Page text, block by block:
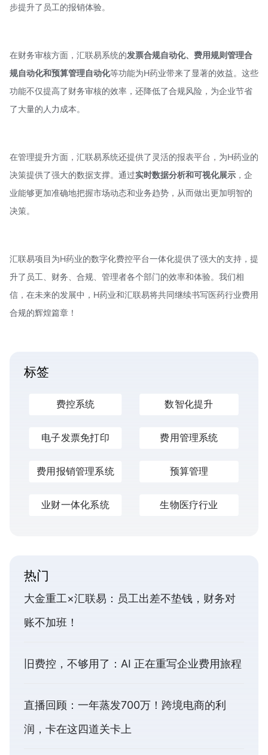
步提升了员工的报销体验。
在财务审核方面，汇联易系统的发票合规自动化、费用规则管理合
规自动化和预算管理自动化等功能为H药业带来了显著的效益。这些
功能不仅提高了财务审核的效率，还降低了合规风险，为企业节省
了大量的人力成本。
在管理提升方面，汇联易系统还提供了灵活的报表平台，为H药业的
决策提供了强大的数据支撑。通过实时数据分析和可视化展示 ，企
业能够更加准确地把握市场动态和业务趋势，从而做出更加明智的
决策。
汇联易项目为H药业的数字化费控平台一体化提供了强大的支持，提
升了员工、财务、合规、管理者各个部门的效率和体验。我们相
信，在未来的发展中，H药业和汇联易将共同继续书写医药行业费用
合规的辉煌篇章！
标签
费控系统 数智化提升
电子发票免打印 费用管理系统
费用报销管理系统 预算管理
业财一体化系统 生物医疗行业
热门
大金重工×汇联易：员工出差不垫钱，财务对
账不加班！
旧费控，不够用了：AI 正在重写企业费用旅程
直播回顾：一年蒸发700万！跨境电商的利
润，卡在这四道关卡上